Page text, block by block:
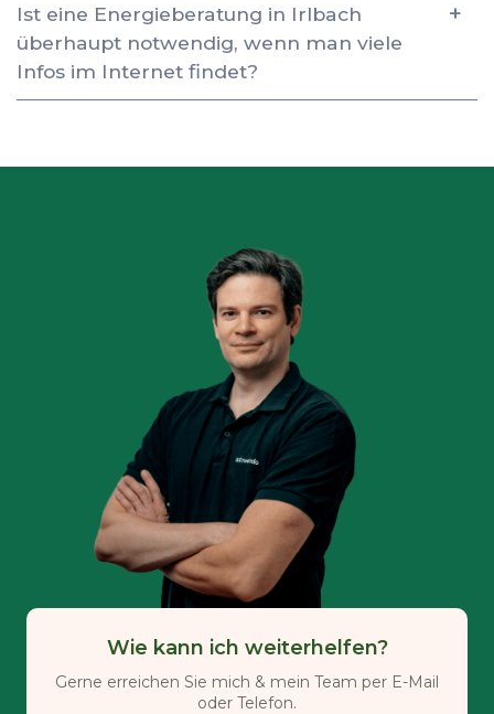
Ist eine Energieberatung in Irlbach
überhaupt notwendig, wenn man viele
Infos im Internet findet?
Wie kann ich weiterhelfen?
Gerne erreichen Sie mich & mein Team per E-Mail
oder Telefon.